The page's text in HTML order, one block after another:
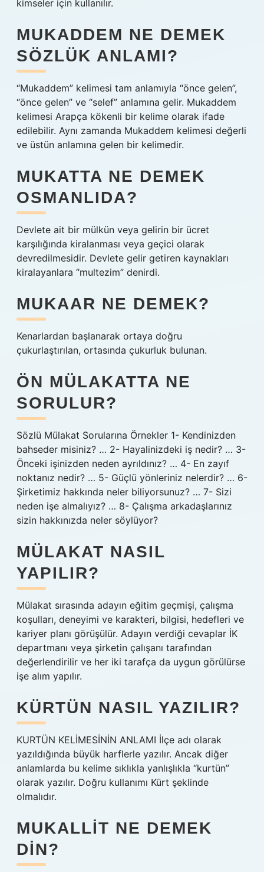
kimseler için kullanılır.
MUKADDEM NE DEMEK
SÖZLÜK ANLAMI?
“Mukaddem” kelimesi tam anlamıyla “önce gelen”,
“önce gelen” ve “selef” anlamına gelir. Mukaddem
kelimesi Arapça kökenli bir kelime olarak ifade
edilebilir. Aynı zamanda Mukaddem kelimesi değerli
ve üstün anlamına gelen bir kelimedir.
MUKATTA NE DEMEK
OSMANLIDA?
Devlete ait bir mülkün veya gelirin bir ücret
karşılığında kiralanması veya geçici olarak
devredilmesidir. Devlete gelir getiren kaynakları
kiralayanlara “multezim” denirdi.
MUKAAR NE DEMEK?
Kenarlardan başlanarak ortaya doğru
çukurlaştırılan, ortasında çukurluk bulunan.
ÖN MÜLAKATTA NE
SORULUR?
Sözlü Mülakat Sorularına Örnekler 1- Kendinizden
bahseder misiniz? … 2- Hayalinizdeki iş nedir? … 3-
Önceki işinizden neden ayrıldınız? … 4- En zayıf
noktanız nedir? … 5- Güçlü yönleriniz nelerdir? … 6-
Şirketimiz hakkında neler biliyorsunuz? … 7- Sizi
neden işe almalıyız? … 8- Çalışma arkadaşlarınız
sizin hakkınızda neler söylüyor?
MÜLAKAT NASIL
YAPILIR?
Mülakat sırasında adayın eğitim geçmişi, çalışma
koşulları, deneyimi ve karakteri, bilgisi, hedefleri ve
kariyer planı görüşülür. Adayın verdiği cevaplar İK
departmanı veya şirketin çalışanı tarafından
değerlendirilir ve her iki tarafça da uygun görülürse
işe alım yapılır.
KÜRTÜN NASIL YAZILIR?
KURTÜN KELİMESİNİN ANLAMI İlçe adı olarak
yazıldığında büyük harflerle yazılır. Ancak diğer
anlamlarda bu kelime sıklıkla yanlışlıkla “kurtün”
olarak yazılır. Doğru kullanımı Kürt şeklinde
olmalıdır.
MUKALLIT NE DEMEK
DIN?